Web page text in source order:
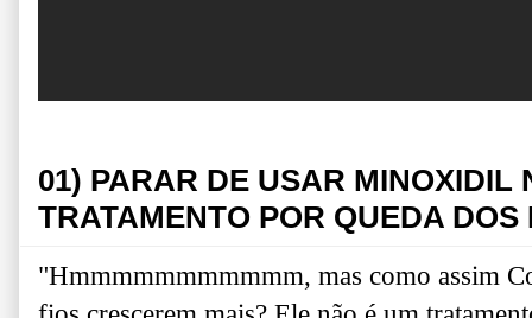
01) PARAR DE USAR MINOXIDIL
TRATAMENTO POR QUEDA DOS
"Hmmmmmmmmmmm, mas como assim